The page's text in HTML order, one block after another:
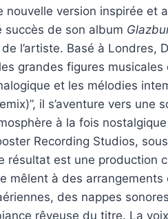
nouvelle version inspirée et
succès de son album
de l’artiste. Basé à
grandes figures
et les mélodies
il s’aventure vers
à la fois
Recording Studios,
résultat est une production
mêlent à des
des nappes
rêveuse du titre. La